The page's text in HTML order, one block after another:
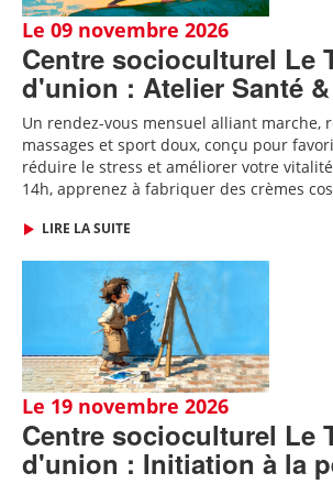
Le 09 novembre 2026
Centre socioculturel Le
d'union : Atelier Santé
Un rendez-vous mensuel alliant marche,
massages et sport doux, conçu pour
réduire le stress et améliorer votre
14h, apprenez à fabriquer des crèmes
LIRE LA SUITE
Le 19 novembre 2026
Centre socioculturel Le
d'union : Initiation à la